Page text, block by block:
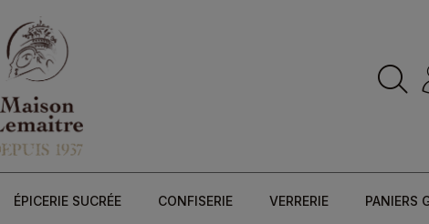
ÉPICERIE SUCRÉE CONFISERIE VERRERIE PANIERS